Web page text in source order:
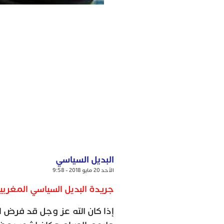
البديل السياسي
الأحد 20 مايو 2018 - 9:58
جريدة البديل السياسي
إذا كان الله عز وجل قد